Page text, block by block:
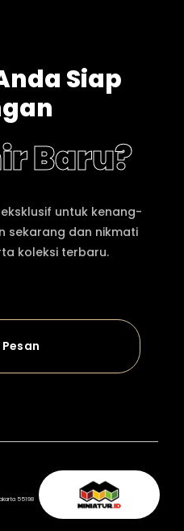
Siap
Baru?
untuk kenang-
sekarang dan nikmati
koleksi terbaru.
55198